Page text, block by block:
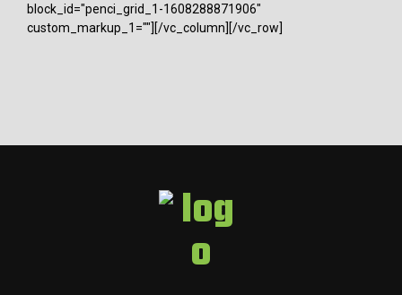
block_id="penci_grid_1-1608288871906"
custom_markup_1=""][/vc_column][/vc_row]